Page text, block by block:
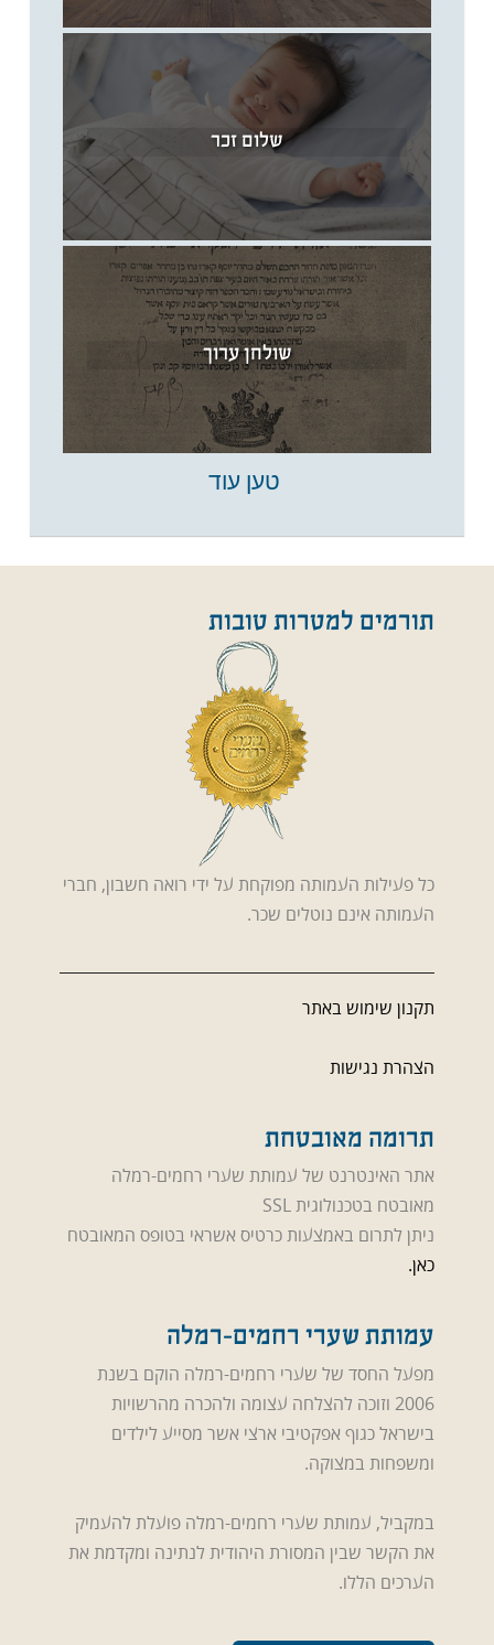
שלום זכר
שולחן ערוך
טען עוד
תורמים למטרות טובות
כל פעילות העמותה מפוקחת על ידי רואה חשבון, חברי
העמותה אינם נוטלים שכר.
תקנון שימוש באתר
הצהרת נגישות
תרומה מאובטחת
אתר האינטרנט של עמותת שערי רחמים-רמלה
מאובטח בטכנולוגית SSL
ניתן לתרום באמצעות כרטיס אשראי בטופס המאובטח
כאן.
עמותת שערי רחמים-רמלה
מפעל החסד של שערי רחמים-רמלה הוקם בשנת
2006 וזוכה להצלחה עצומה ולהכרה מהרשויות
בישראל כגוף אפקטיבי ארצי אשר מסייע לילדים
ומשפחות במצוקה.
במקביל, עמותת שערי רחמים-רמלה פועלת להעמיק
את הקשר שבין המסורת היהודית לנתינה ומקדמת את
הערכים הללו.